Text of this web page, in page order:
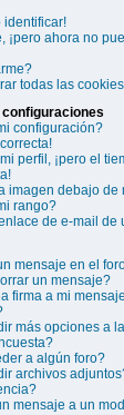
identificar!
¡pero ahora no
todas las
configuración?
perfil, ¡pero el
imagen debajo de
rango?
de e-mail de
mensaje en el
un mensaje?
firma a mi
más opciones a
a algún foro?
archivos
mensaje a un